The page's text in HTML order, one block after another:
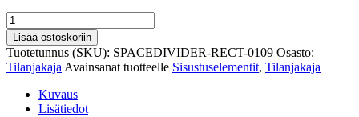
Valoa
lisäävä
tilanjakaja
rentoutumistiloihin
määrä
Lisää ostoskoriin
Tuotetunnus (SKU): SPACEDIVIDER-RECT-0109 Osasto:
Tilanjakaja Avainsanat tuotteelle Sisustuselementit, Tilanjakaja
Kuvaus
Lisätiedot